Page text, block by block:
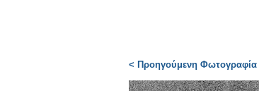
< Προηγούμενη Φωτογραφία